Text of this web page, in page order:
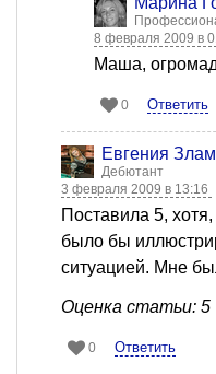
8 февраля 2009 в
Mаша,
0 Ответить
Евгения
Дебютант
3 февраля 2009 в 13:16
Поставила 5,
было бы
ситуацией. Мне
Оценка статьи: 5
0 Ответить